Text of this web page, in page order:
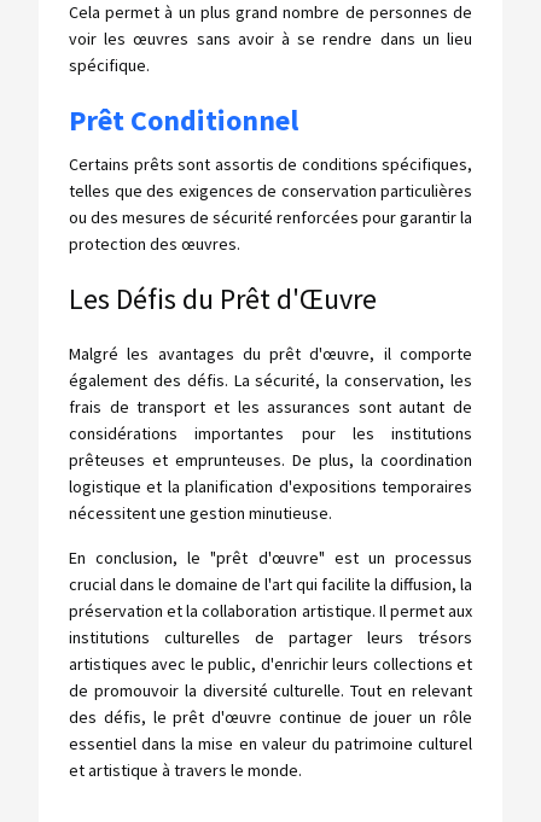
Cela permet à un plus grand nombre de personnes de
voir les œuvres sans avoir à se rendre dans un lieu
spécifique.
Prêt Conditionnel
Certains prêts sont assortis de conditions spécifiques,
telles que des exigences de conservation particulières
ou des mesures de sécurité renforcées pour garantir la
protection des œuvres.
Les Défis du Prêt d'Œuvre
Malgré les avantages du prêt d'œuvre, il comporte
également des défis. La sécurité, la conservation, les
frais de transport et les assurances sont autant de
considérations importantes pour les institutions
prêteuses et emprunteuses. De plus, la coordination
logistique et la planification d'expositions temporaires
nécessitent une gestion minutieuse.
En conclusion, le "prêt d'œuvre" est un processus
crucial dans le domaine de l'art qui facilite la diffusion, la
préservation et la collaboration artistique. Il permet aux
institutions culturelles de partager leurs trésors
artistiques avec le public, d'enrichir leurs collections et
de promouvoir la diversité culturelle. Tout en relevant
des défis, le prêt d'œuvre continue de jouer un rôle
essentiel dans la mise en valeur du patrimoine culturel
et artistique à travers le monde.